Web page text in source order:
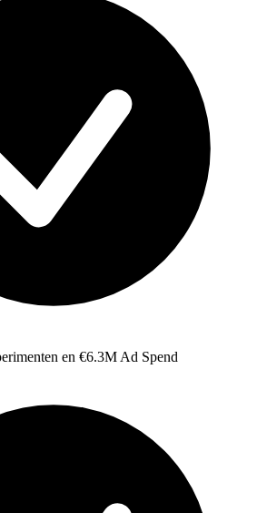
en €6.3M Ad Spend